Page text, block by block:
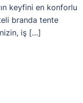
keyfini en konforlu
branda tente
iş […]